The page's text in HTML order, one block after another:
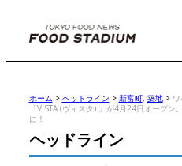
ホーム > ヘッドライン > 新富町, 築地>
「VISTA (ヴィスタ) 」が4月24日オープン
に！
ヘッドライン